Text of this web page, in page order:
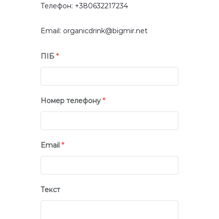
Телефон: +380632217234
Email: organicdrink@bigmir.net
ПІБ *
Номер телефону *
Email *
Текст